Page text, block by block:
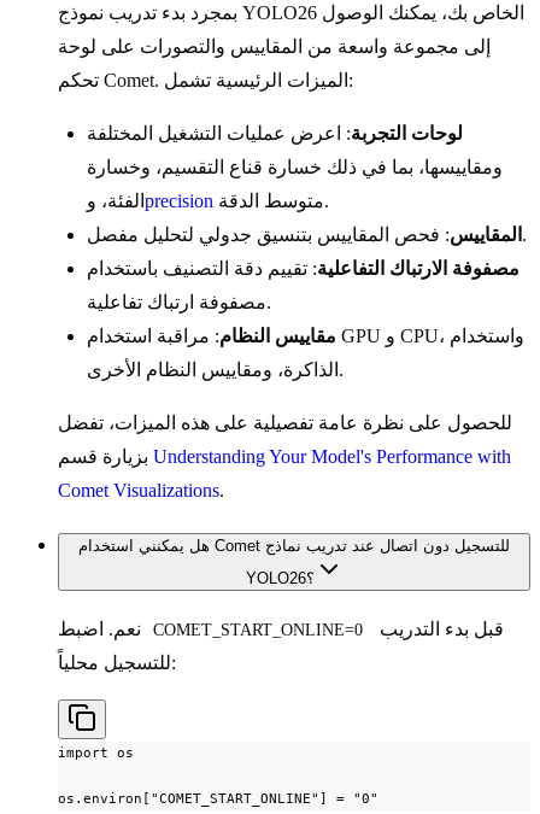
بمجرد بدء تدريب نموذج YOLO26 الخاص بك، يمكنك الوصول
إلى مجموعة واسعة من المقاييس والتصورات على لوحة
تحكم Comet. الميزات الرئيسية تشمل:
لوحات التجربة: اعرض عمليات التشغيل المختلفة
ومقاييسها، بما في ذلك خسارة قناع التقسيم، وخسارة
الفئة، و precision
متوسط الدقة.
المقاييس : فحص المقاييس بتنسيق جدولي لتحليل مفصل.
مصفوفة الارتباك التفاعلية: تقييم دقة التصنيف باستخدام
مصفوفة ارتباك تفاعلية.
مقاييس النظام: مراقبة استخدام GPU و CPU، واستخدام
الذاكرة، ومقاييس النظام الأخرى.
للحصول على نظرة عامة تفصيلية على هذه الميزات، تفضل
Understanding Your Model's Performance with
Comet Visualizations.
هل يمكنني استخدام Comet للتسجيل دون اتصال عند تدريب نماذج
YOLO26؟
COMET_START_ONLINE=0
للتسجيل محلياً:
import os
os.environ["COMET_START_ONLINE"] = "0"